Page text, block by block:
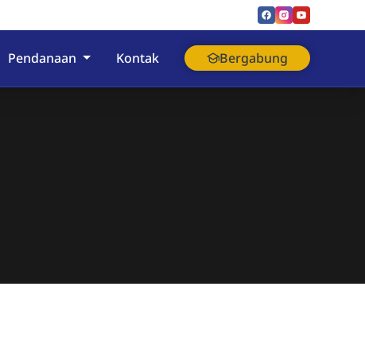
Pendanaan Kontak Bergabung